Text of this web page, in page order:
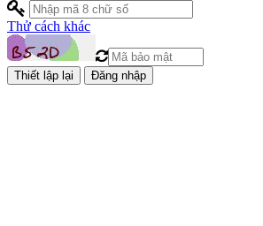
Thử cách khác
Đăng nhập